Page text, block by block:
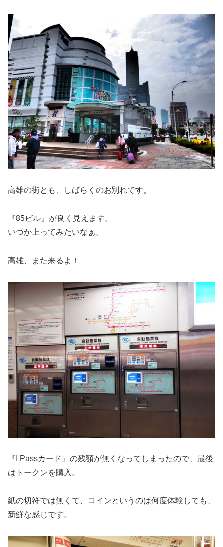
高雄の街とも、しばらくのお別れです。
『85ビル』が良く見えます。
いつか上ってみたいなぁ。
高雄、また来るよ！
『I Passカード』の残額が無くなってしまったので、最後
はトークンを購入。
紙の切符では無くて、コインというのは何度体験しても、
新鮮な感じです。